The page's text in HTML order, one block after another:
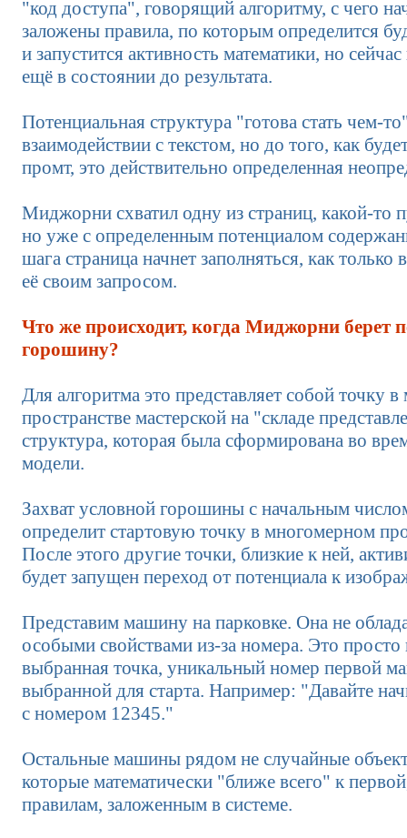
"код доступа", говорящий алгоритму, с чего
заложены правила, по которым определится
и запустится активность математики, но
ещё в состоянии до результата.
Потенциальная структура "готова стать чем-
взаимодействии с текстом, но до того, как
промт, это действительно определенная
Миджорни схватил одну из страниц, какой-то
но уже с определенным потенциалом
шага страница начнет заполняться, как только
её своим запросом.
Что же происходит, когда Миджорни берет
горошину?
Для алгоритма это представляет собой точку
пространстве мастерской на "складе
структура, которая была сформирована во
модели.
Захват условной горошины с начальным
определит стартовую точку в многомерном
После этого другие точки, близкие к ней,
будет запущен переход от потенциала к
Представим машину на парковке. Она не
особыми свойствами из-за номера. Это просто
выбранная точка, уникальный номер первой
выбранной для старта. Например: "Давайте
с номером 12345."
Остальные машины рядом не случайные
которые математически "ближе всего" к
правилам, заложенным в системе.